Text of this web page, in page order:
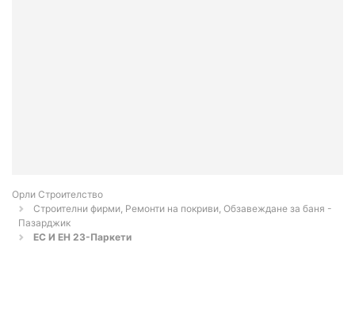
Орли Строителство
Строителни фирми, Ремонти на покриви, Обзавеждане за баня -
Пазарджик
ЕС И ЕН 23-Паркети